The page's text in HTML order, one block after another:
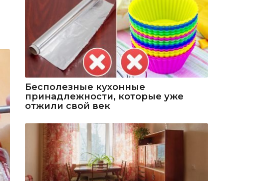
Бесполезные кухонные
принадлежности, которые уже
отжили свой век